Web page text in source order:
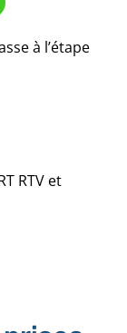
à l’étape
RTV et